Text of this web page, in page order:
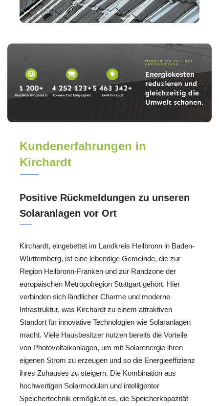
Kundenerfahrungen in
Kirchardt
Positive Rückmeldungen zu unseren
Solaranlagen vor Ort
Kirchardt, eingebettet im Landkreis Heilbronn in Baden-
Württemberg, ist eine lebendige Gemeinde, die zur
Region Heilbronn-Franken und zur Randzone der
europäischen Metropolregion Stuttgart gehört. Hier
verbinden sich ländlicher Charme und moderne
Infrastruktur, was Kirchardt zu einem attraktiven
Standort für innovative Technologien wie Solaranlagen
macht. Viele Hausbesitzer nutzen bereits die Vorteile
von Photovoltaikanlagen, um mit Solarenergie ihren
eigenen Strom zu erzeugen und so die Energieeffizienz
ihres Zuhauses zu steigern. Die Kombination aus
hochwertigen Solarmodulen und intelligenter
Speichertechnik ermöglicht es, die Speicherkapazität